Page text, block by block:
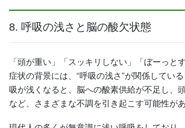
8. 呼吸の浅さと脳の酸欠状態
「頭が重い」「スッキリしない」「ぼーっ
症状の背景には、“呼吸の浅さ”が関係してい
吸が浅くなると、脳への酸素供給が不足し、
など、さまざまな不調を引き起こす可能性があ